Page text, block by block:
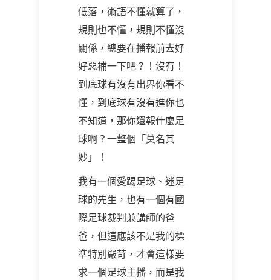
低落，術語不懂就算了，
規則也不懂，規則不懂沒
關係，總要在播報前去好
好惡補一下吧？！沒有！
到底球有沒有出界你看不
懂，到底球有沒有進你也
不知道，那你還報什麼足
球啊？一整個「莫名其
妙」！
我有一個愛踢足球、迷足
球的先生，也有一個有國
際足球裁判兼講師的爸
爸，但這應該不是我的標
準特別嚴苛，才會這樣要
求一個足球主播，而是我